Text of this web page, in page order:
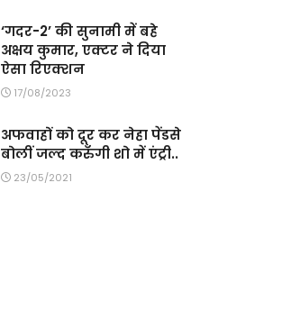
‘गदर-2’ की सुनामी में बहे
अक्षय कुमार, एक्टर ने दिया
ऐसा रिएक्शन
17/08/2023
अफवाहों को दूर कर नेहा पेंडसे
बोलीं जल्द करुँगी शो में एंट्री..
23/05/2021